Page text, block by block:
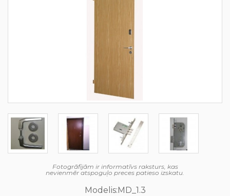
Fotogrāfijām ir informatīvs raksturs, kas
nevienmēr atspoguļo preces patieso izskatu.
Modelis:MD_1.3